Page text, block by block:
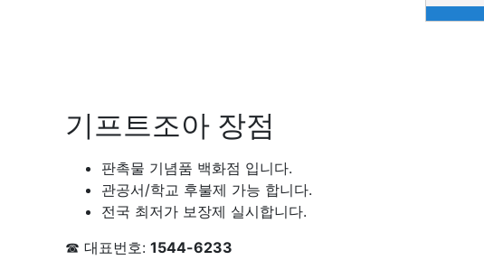
기프트조아 장점
판촉물 기념품 백화점 입니다.
관공서/학교 후불제 가능 합니다.
전국 최저가 보장제 실시합니다.
☎ 대표번호: 1544-6233